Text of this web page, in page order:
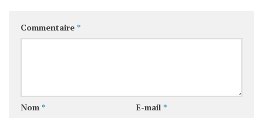
Commentaire *
Nom * E-mail *